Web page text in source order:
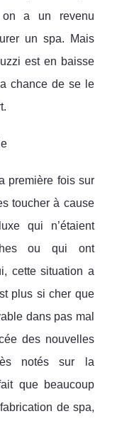
on a un revenu
un spa. Mais
est en baisse
chance de se le
première fois sur
toucher à cause
qui n’étaient
ou qui ont
cette situation a
plus si cher que
dans pas mal
des nouvelles
notés sur la
que beaucoup
de spa,